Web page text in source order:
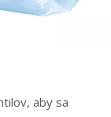
aby sa